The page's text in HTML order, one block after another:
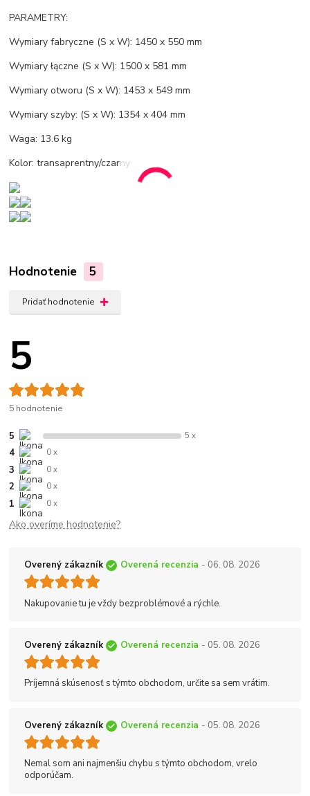
PARAMETRY:
Wymiary fabryczne (S x W): 1450 x 550 mm
Wymiary łączne (S x W): 1500 x 581 mm
Wymiary otworu (S x W): 1453 x 549 mm
Wymiary szyby: (S x W): 1354 x 404 mm
Waga: 13.6 kg
Kolor: transaprentny/czarny
Hodnotenie 5
Pridať hodnotenie
5
5 hodnotenie
5 5 x
4 0 x
3 0 x
2 0 x
1 0 x
Ako overíme hodnotenie?
Overený zákazník Overená recenzia - 06. 08. 2026
Nakupovanie tu je vždy bezproblémové a rýchle.
Overený zákazník Overená recenzia - 05. 08. 2026
Príjemná skúsenosť s týmto obchodom, určite sa sem vrátim.
Overený zákazník Overená recenzia - 05. 08. 2026
Nemal som ani najmenšiu chybu s týmto obchodom, vrelo
odporúčam.